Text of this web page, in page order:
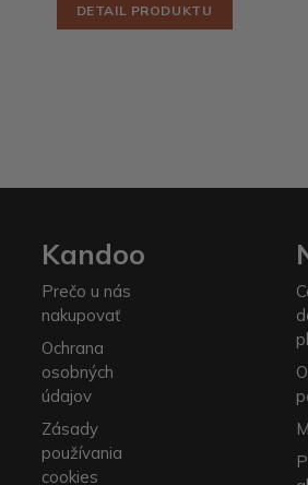
DETAIL PRODUKTU
Kandoo
Prečo u nás
nakupovať
Ochrana
osobných
údajov
Zásady
používania
cookies